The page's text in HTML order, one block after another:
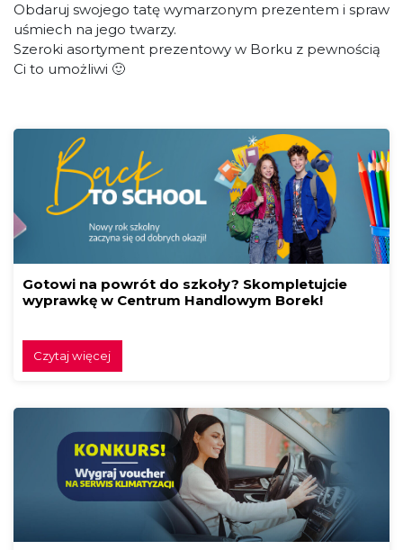
Obdaruj swojego tatę wymarzonym prezentem i spraw
uśmiech na jego twarzy.
Szeroki asortyment prezentowy w Borku z pewnością
Ci to umożliwi 🙂
Gotowi na powrót do szkoły? Skompletujcie
wyprawkę w Centrum Handlowym Borek!
Czytaj więcej